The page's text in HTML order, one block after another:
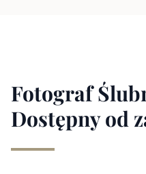
Fotograf
Dostępny od